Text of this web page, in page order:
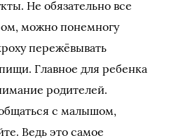
Не обязательно все
можно понемногу
пережёвывать
Главное для ребенка
родителей.
с малышом,
Ведь это самое